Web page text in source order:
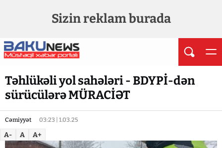
Sizin reklam burada
Təhlükəli yol sahələri - BDYPİ-dən
sürücülərə MÜRACİƏT
Cəmiyyət 03:23 | 1.03.25
A- A A+